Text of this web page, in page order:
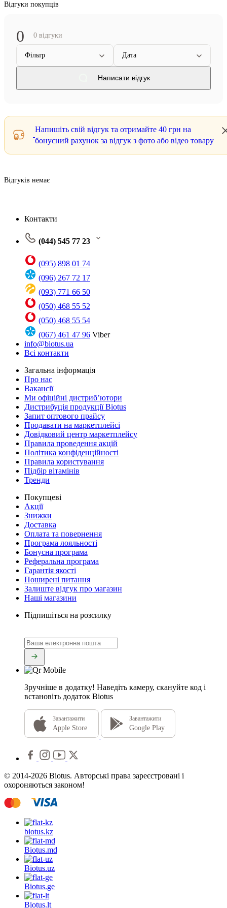
Відгуки покупців
0 0 відгуки
Фільтр Дата
Написати відгук
Напишіть свій відгук та отримайте 40 грн на
бонусний рахунок за відгук з фото або відео товару
Відгуків немає
Контакти
(044) 545 77 23
(095) 898 01 74
(096) 267 72 17
(093) 771 66 50
(050) 468 55 52
(050) 468 55 54
(067) 461 47 96 Viber
info@biotus.ua
Всі контакти
Загальна інформація
Про нас
Вакансії
Ми офіційні дистриб’ютори
Дистрибуція продукції Biotus
Запит оптового прайсу
Продавати на маркетплейсі
Довідковий центр маркетплейсу
Правила проведення акцій
Політика конфіденційності
Правила користування
Підбір вітамінів
Тренди
Покупцеві
Акції
Знижки
Доставка
Оплата та повернення
Програма лояльності
Бонусна програма
Реферальна програма
Гарантія якості
Поширені питання
Залиште відгук про магазин
Наші магазини
Підпишіться на розсилку
Зручніше в додатку! Наведіть камеру, скануйте код і
встановіть додаток Biotus
Завантажити
Apple Store
Завантажити
Google Play
© 2014-2026 Biotus. Авторські права зареєстровані і
охороняються законом!
biotus.kz
Biotus.md
Biotus.uz
Biotus.ge
Biotus.lt